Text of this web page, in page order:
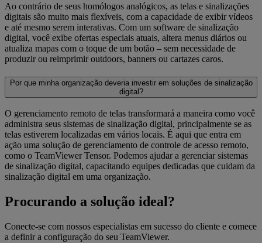
Ao contrário de seus homólogos analógicos, as telas e sinalizações
digitais são muito mais flexíveis, com a capacidade de exibir vídeos
e até mesmo serem interativas. Com um software de sinalização
digital, você exibe ofertas especiais atuais, altera menus diários ou
atualiza mapas com o toque de um botão – sem necessidade de
produzir ou reimprimir outdoors, banners ou cartazes caros.
Por que minha organização deveria investir em soluções de sinalização
digital?
O gerenciamento remoto de telas transformará a maneira como você
administra seus sistemas de sinalização digital, principalmente se as
telas estiverem localizadas em vários locais. É aqui que entra em
ação uma solução de gerenciamento de controle de acesso remoto,
como o TeamViewer Tensor. Podemos ajudar a gerenciar sistemas
de sinalização digital, capacitando equipes dedicadas que cuidam da
sinalização digital em uma organização.
Procurando a solução ideal?
Conecte-se com nossos especialistas em sucesso do cliente e comece
a definir a configuração do seu TeamViewer.